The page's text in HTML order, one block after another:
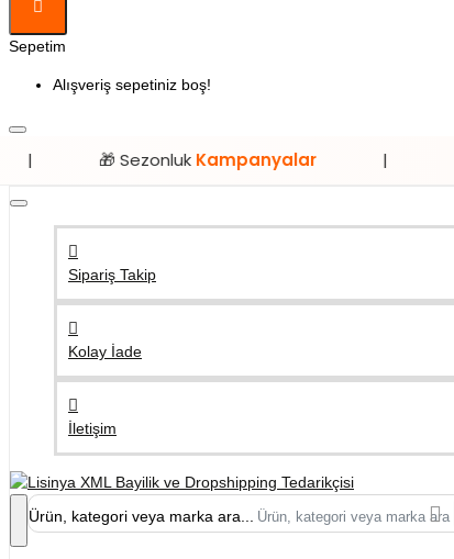
Sepetim
Alışveriş sepetiniz boş!
🎁 SezonlukKampanyalar | ⭐ Sadece
Sipariş Takip
Kolay İade
İletişim
Ürün, kategori veya marka ara...